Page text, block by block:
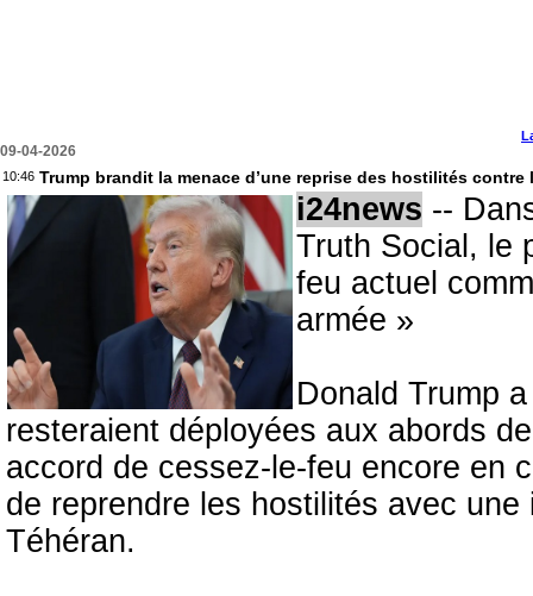
09-04-2026
10:46 Trump brandit la menace d’une reprise des hostilités
i24news --
Truth Social, le
feu actuel
armée »
Donald Trump
resteraient déployées aux abords de
accord de cessez-le-feu encore en
de reprendre les hostilités avec
Téhéran.